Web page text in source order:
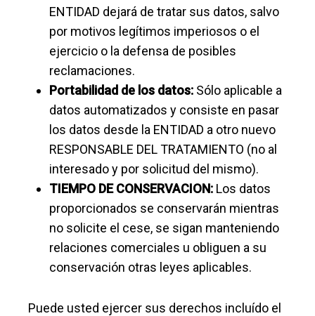
ENTIDAD dejará de tratar sus datos, salvo
por motivos legítimos imperiosos o el
ejercicio o la defensa de posibles
reclamaciones.
Portabilidad de los datos: Sólo aplicable a
datos automatizados y consiste en pasar
los datos desde la ENTIDAD a otro nuevo
RESPONSABLE DEL TRATAMIENTO (no al
interesado y por solicitud del mismo).
TIEMPO DE CONSERVACION: Los datos
proporcionados se conservarán mientras
no solicite el cese, se sigan manteniendo
relaciones comerciales u obliguen a su
conservación otras leyes aplicables.
Puede usted ejercer sus derechos incluído el